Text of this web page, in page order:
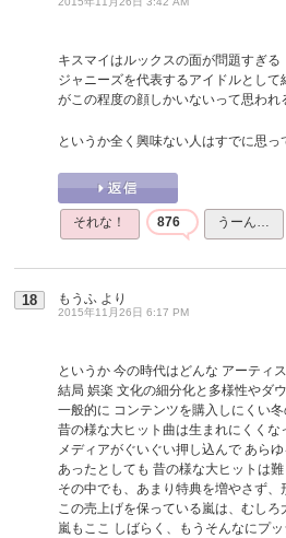
キスマイはルックスの面が問題すぎる
ジャニーズを代表するアイドルとし
がこの程度の顔しかいないって思われ
というか全く興味ない人はすでに思っ
それな！ 876 うーん…
18 もうふ より
2015年11月26日 6:17 PM
というか 今の時代はどんな アーティ
結局 娯楽 文化の細分化と多様性やダ
一般的に コンテンツを購入しにくい
昔の様な大ヒット曲は生まれにくくな
メディアがぐいぐい押し込んで あら
あったとしても 昔の様な大ヒットは難
その中でも、あまり特典を増やさず
この売上げを保っている嵐は、むしろ
嵐もここ しばらく、もうそんなにプッ